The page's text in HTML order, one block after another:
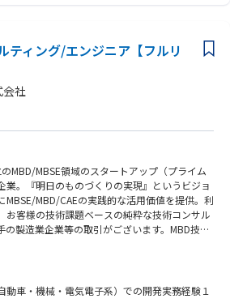
スの改善などにも積極的に携われます。それ
、プロジェクトをアサインするため、プロジ
ースもございます。
社が持つ専門性、知見を活かしソリューショ
やツール、ソフトウェアに囚われない、純粋な
です。
融合
どの技術と自動車業界の技術とを体感するこ
がります。
ます。
、製造業のお客様の課題把握を行い、その後は
ル開発/システム環境構築等が主な業務内容で
MBD/MBSEに長けた技術者が多数在籍してお
での教育を実施していきます。
係を気にせずコミュニケーションが取れ、リ
るため、社員間の交流が気軽にとれます。
トワークが中心となっております。お客様先と
することもありますが、
働き方をして頂ければと考えているので地方で
です。
務経験をお持ちの方
最適化、実験計画法などの数学的知識をお持
リー熱マネージメントなどの電動関連の業務
(画像センサ、画像処理)の知識および実務経験
業務経験をお持ちの方
た実機検証および実験環境構築の経験をお持
リングの実践経験および学習経験をお持ちの
ーニングの知識および実務経験(Pythonなど)
、Unrealなど)の知識および実務経験をお持ち
ァームでの技術コンサルティング業務経験をお
ティング/エンジニア【フルリ
会社
MBD/MBSE領域のスタートアップ（プライム
業。『明日のものづくりの実現』というビジョ
MBSE/MBD/CAEの実践的な活用価値を提供。利
お客様の技術課題ベースの純粋な技術コンサル
の製造業企業等の取引がございます。MBD技術
ンサルをさらに強化しビジネスの拡大をする
場図研社が親会社のため財務安定性を担保
動車・機械・電気電子系）での開発実務経験１